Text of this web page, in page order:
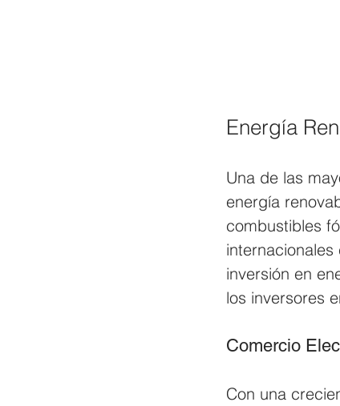
Energía
Una de las
energía
combustibles
inversión en
los inversores
Comercio
Con una